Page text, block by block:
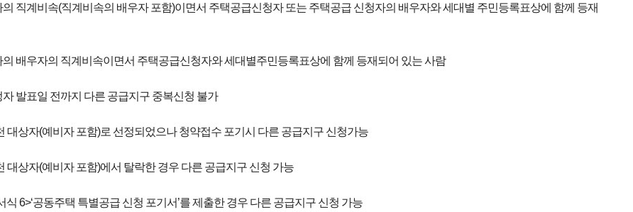
직계비속(직계비속의 배우자 포함)이면서 주택공급신청자 또는 주택공급 신청자의 배우자와 세대별 주민등록표상에 함께 등재
배우자의 직계비속이면서 주택공급신청자와 세대별주민등록표상에 함께 등재되어 있는 사람
발표일 전까지 다른 공급지구 중복신청 불가
대상자(예비자 포함)로 선정되었으나 청약접수 포기시 다른 공급지구 신청가능
대상자(예비자 포함)에서 탈락한 경우 다른 공급지구 신청 가능
식 6>‘공동주택 특별공급 신청 포기서’를 제출한 경우 다른 공급지구 신청 가능